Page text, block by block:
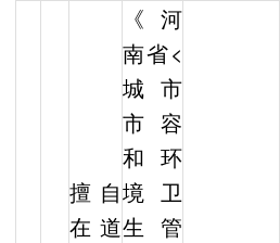
擅自
在道
《河
南省<
城市
市容
和环
境卫
生管